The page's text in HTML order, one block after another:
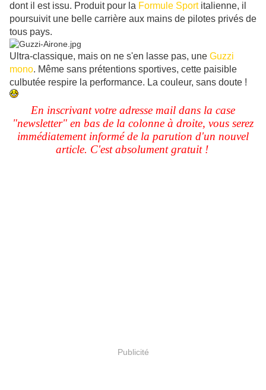
dont il est issu. Produit pour la Formule Sportitalienne, il
poursuivit une belle carrière aux mains de pilotes privés de
tous pays.
Ultra-classique, mais on ne s'en lasse pas, une Guzzi
mono. Même sans prétentions sportives, cette paisible
culbutée respire la performance. La couleur, sans doute !
En inscrivant votre adresse mail dans la case
"newsletter" en bas de la colonne à droite, vous serez
immédiatement informé de la parution d'un nouvel
article. C'est absolument gratuit !
Publicité